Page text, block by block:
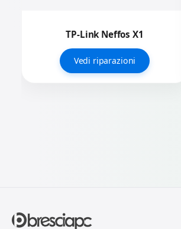
TP-Link Neffos X1
Vedi riparazioni